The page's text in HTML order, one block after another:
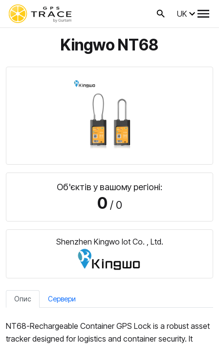
UK
Kingwo NT68
Об'єктів у вашому регіоні:
0 / 0
Shenzhen Kingwo Iot Co. , Ltd.
Опис Сервери
NT68-Rechargeable Container GPS Lock is a robust asset
tracker designed for logistics and container security. It